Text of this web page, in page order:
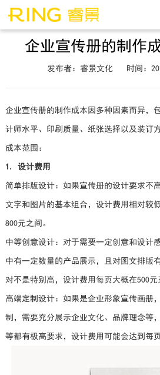
企业宣传册的制作
发布者：睿景文化 时间：
企业宣传册的制作成本因多种因素而异，
计师水平、印刷质量、纸张选择以及装订
成本范围：
1. 设计费用
简单排版设计：如果宣传册的设计要求不
文字和图片的基本组合，设计费用相对较
800元之间。
中等创意设计：对于需要一定创意和设计
中有一定数量的产品展示，且对图文排版
对不是特别高，设计费用每页大概在500元
高端定制设计：如果是企业形象宣传画册
制，需要充分展示企业文化、品牌理念等
等都有极高要求，设计费用可能会达到每